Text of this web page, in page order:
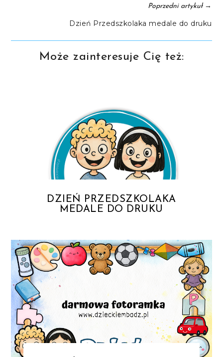
Poprzedni artykuł→
Dzień Przedszkolaka medale do druku
Może zainteresuje Cię też:
DZIEŃ PRZEDSZKOLAKA
MEDALE DO DRUKU